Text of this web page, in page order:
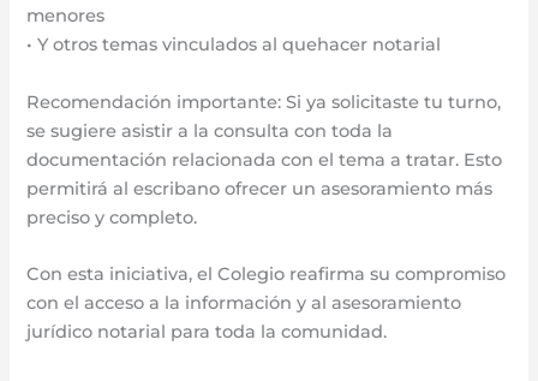
menores
• Y otros temas vinculados al quehacer notarial
Recomendación importante: Si ya solicitaste tu turno,
se sugiere asistir a la consulta con toda la
documentación relacionada con el tema a tratar. Esto
permitirá al escribano ofrecer un asesoramiento más
preciso y completo.
Con esta iniciativa, el Colegio reafirma su compromiso
con el acceso a la información y al asesoramiento
jurídico notarial para toda la comunidad.